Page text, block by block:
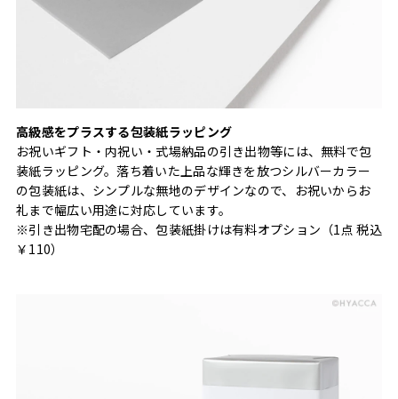
高級感をプラスする包装紙ラッピング
お祝いギフト・内祝い・式場納品の引き出物等には、無料で包
装紙ラッピング。落ち着いた上品な輝きを放つシルバーカラー
の包装紙は、シンプルな無地のデザインなので、お祝いからお
礼まで幅広い用途に対応しています。
※引き出物宅配の場合、包装紙掛けは有料オプション（1点 税込
￥110）